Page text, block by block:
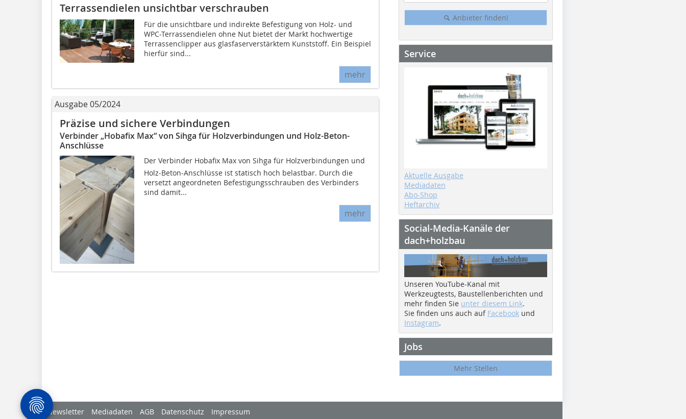
Terrassendielen unsichtbar verschrauben
Für die unsichtbare und indirekte Befestigung von Holz- und
WPC-Terrassendielen ohne Nut bietet der Markt hochwertige
Terrassenclipper aus glasfaserverstärktem Kunststoff. Ein Beispiel
hierfür sind...
mehr
Ausgabe 05/2024
Präzise und sichere Verbindungen
Verbinder „Hobafix Max“ von Sihga für Holzverbindungen und Holz-Beton-
Anschlüsse
Der Verbinder Hobafix Max von Sihga für Holzverbindungen und
Holz-Beton-Anschlüsse ist statisch hoch belastbar. Durch die
versetzt angeordneten Befestigungsschrauben des Verbinders
sind damit...
mehr
Anbieter finden!
Service
Aktuelle Ausgabe
Mediadaten
Abo-Shop
Heftarchiv
Social-Media-Kanäle der
dach+holzbau
Unseren YouTube-Kanal mit
Werkzeugtests, Baustellenberichten und
mehr finden Sie unter diesem Link.
Sie finden uns auch auf Facebook und
Instagram.
Jobs
Mehr Stellen
Newsletter Mediadaten AGB Datenschutz Impressum